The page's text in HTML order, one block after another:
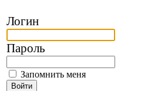
Логин
Пароль
Запомнить меня